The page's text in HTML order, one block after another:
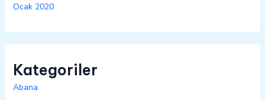
Ocak 2020
Kategoriler
Abana